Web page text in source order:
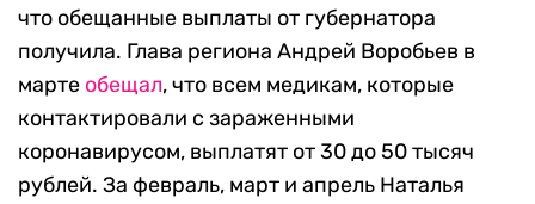
что обещанные выплаты от губернатора
получила. Глава региона Андрей Воробьев в
марте обещал, что всем медикам, которые
контактировали с зараженными
коронавирусом, выплатят от 30 до 50 тысяч
рублей. За февраль, март и апрель Наталья